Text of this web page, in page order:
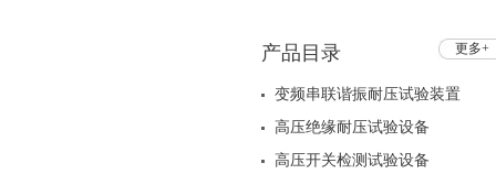
更多+
产品目录
变频串联谐振耐压试验装置
高压绝缘耐压试验设备
高压开关检测试验设备